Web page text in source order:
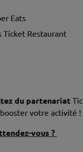
Eats
Ticket Restaurant
du partenariat
votre activité !
vous ?